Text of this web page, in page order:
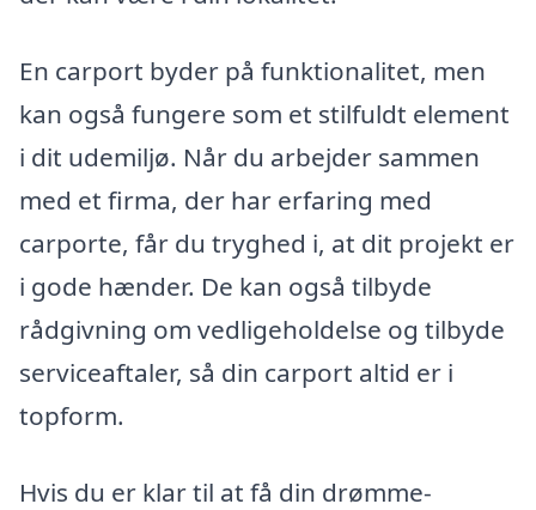
En carport byder på funktionalitet, men
kan også fungere som et stilfuldt element
i dit udemiljø. Når du arbejder sammen
med et firma, der har erfaring med
carporte, får du tryghed i, at dit projekt er
i gode hænder. De kan også tilbyde
rådgivning om vedligeholdelse og tilbyde
serviceaftaler, så din carport altid er i
topform.
Hvis du er klar til at få din drømme-